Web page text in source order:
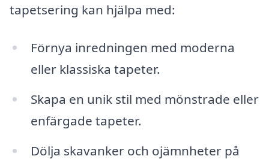
tapetsering kan hjälpa med:
Förnya inredningen med moderna
eller klassiska tapeter.
Skapa en unik stil med mönstrade eller
enfärgade tapeter.
Dölja skavanker och ojämnheter på